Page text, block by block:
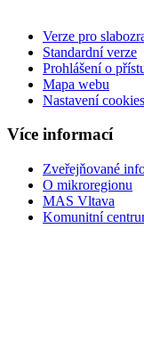
Verze pro
Standardní verze
Prohlášení o
Mapa webu
Nastavení cookies
Více informací
Zveřejňované
O mikroregionu
MAS Vltava
Komunitní